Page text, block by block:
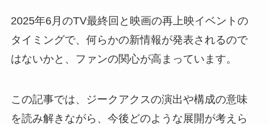
2025年6月のTV最終回と映画の再上映イベントの
タイミングで、何らかの新情報が発表されるので
はないかと、ファンの関心が高まっています。
この記事では、ジークアクスの演出や構成の意味
を読み解きながら、今後どのような展開が考えら